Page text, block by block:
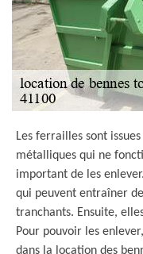
Les ferrailles sont
métalliques qui ne
important de les
qui peuvent entraîner
tranchants. Ensuite,
Pour pouvoir les
dans la location des